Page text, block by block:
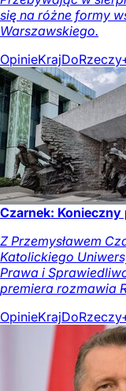
się na różne formy
Warszawskiego.
OpinieKraj
Czarnek:
Z Przemysławem
Katolickiego
Prawa i
premiera rozmawia
OpinieKraj